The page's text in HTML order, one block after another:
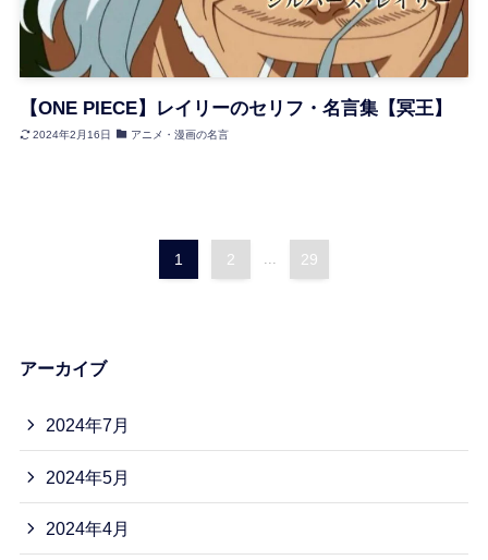
【ONE PIECE】レイリーのセリフ・名言集【冥王】
2024年2月16日 アニメ・漫画の名言
1 2 29
アーカイブ
2024年7月
2024年5月
2024年4月